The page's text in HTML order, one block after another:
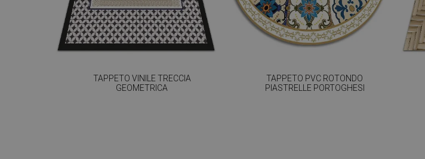
TAPPETO VINILE TRECCIA
GEOMETRICA
TAPPETO PVC ROTONDO
PIASTRELLE PORTOGHESI